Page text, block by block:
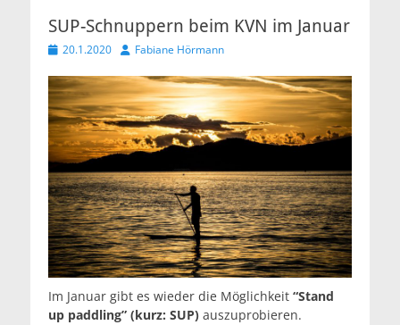
SUP-Schnuppern beim KVN im Januar
Veröffentlicht
20.1.2020 AutorFabiane Hörmann
Im Januar gibt es wieder die Möglichkeit “Stand
up paddling” (kurz: SUP) auszuprobieren.